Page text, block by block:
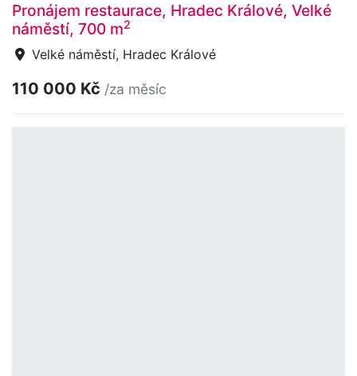
Pronájem restaurace, Hradec Králové, Velké
náměstí, 700 m2
Velké náměstí, Hradec Králové
110 000 Kč /za měsíc